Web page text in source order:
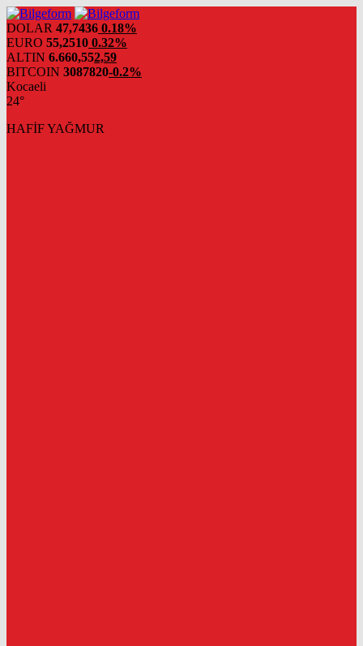
DOLAR 47,7436 0.18%
EURO 55,2510 0.32%
ALTIN 6.660,552,59
BITCOIN 3087820-0.2%
Kocaeli
24°
HAFİF YAĞMUR